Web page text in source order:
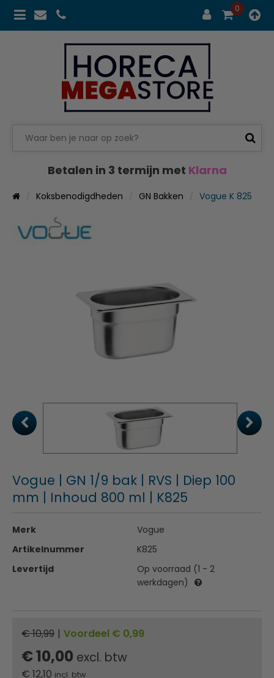
0
Betalen in 3 termijn met Klarna
Koksbenodigdheden GN Bakken Vogue K 825
Vogue | GN 1/9 bak | RVS | Diep 100
mm | Inhoud 800 ml | K825
Merk
Vogue
Artikelnummer
K825
Levertijd
Op voorraad (1 - 2
werkdagen)
€ 10,99 | Voordeel € 0,99
€ 10,00 excl. btw
€ 12,10 incl. btw